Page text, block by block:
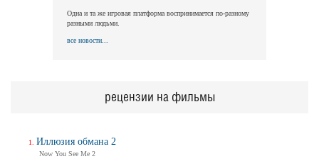
Одна и та же игровая платформа воспринимается по-разному
разными людьми.
все новости...
рецензии на фильмы
Иллюзия обмана 2
Now You See Me 2